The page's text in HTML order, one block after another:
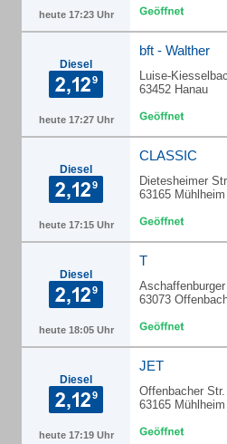
heute 17:23 Uhr
Diesel
heute 17:27 Uhr
bft - Walther
Luise-
63452 Hanau
Diesel
heute 17:15 Uhr
CLASSIC
Dietesheimer
63165
Diesel
heute 18:05 Uhr
T
63073
Diesel
heute 17:19 Uhr
JET
Offenbacher
63165